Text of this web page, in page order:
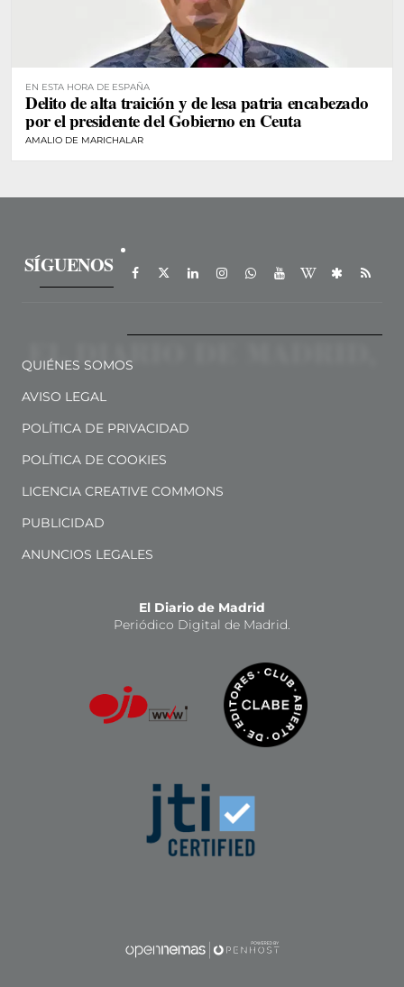
EN ESTA HORA DE ESPAÑA
Delito de alta traición y de lesa patria encabezado
por el presidente del Gobierno en Ceuta
AMALIO DE MARICHALAR
SÍGUENOS
QUIÉNES SOMOS
AVISO LEGAL
POLÍTICA DE PRIVACIDAD
POLÍTICA DE COOKIES
LICENCIA CREATIVE COMMONS
PUBLICIDAD
ANUNCIOS LEGALES
El Diario de Madrid
Periódico Digital de Madrid.